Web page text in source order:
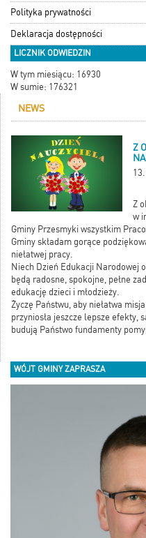
Polityka prywatności
Deklaracja dostępności
LICZNIK ODWIEDZIN
W tym miesiącu: 16930
W sumie: 176321
NEWS
Z
Z
w
Gminy Przesmyki wszystkim
Gminy składam gorące
niełatwej pracy.
Niech Dzień Edukacji Narodowej
będą radosne, spokojne, pełne
edukację dzieci i młodzieży.
Życzę Państwu, aby niełatwa
przyniosła jeszcze lepsze efekty,
budują Państwo fundamenty
WÓJT
WÓJT GMINY ZAPRASZA